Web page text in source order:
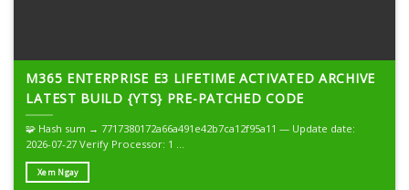
M365 ENTERPRISE E3 LIFETIME ACTIVATED ARCHIVE
LATEST BUILD {YTS} PRE-PATCHED CODE
🧩 Hash sum → 7717380172a66a491e42b7ca12f95a11 — Update date:
2026-07-27 Verify Processor: 1 ...
Xem Ngay